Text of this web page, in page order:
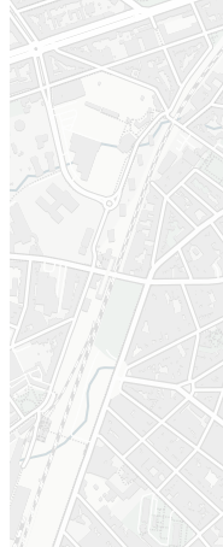
Contrat École
sélectionné
2021 , le
de la Région de
Capitale sélectionne 3
Contrats École pour la
4 (2023-2027) dont le
Contrat École La Rose
vents à Molenbeek-Saint-
Jean.